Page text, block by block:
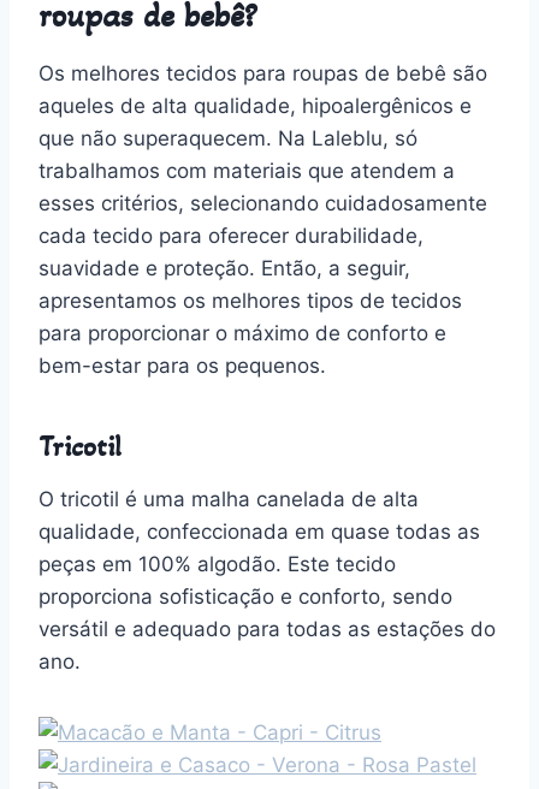
roupas de bebê?
Os melhores tecidos para roupas de bebê são
aqueles de alta qualidade, hipoalergênicos e
que não superaquecem. Na Laleblu, só
trabalhamos com materiais que atendem a
esses critérios, selecionando cuidadosamente
cada tecido para oferecer durabilidade,
suavidade e proteção. Então, a seguir,
apresentamos os melhores tipos de tecidos
para proporcionar o máximo de conforto e
bem-estar para os pequenos.
Tricotil
O tricotil é uma malha canelada de alta
qualidade, confeccionada em quase todas as
peças em 100% algodão. Este tecido
proporciona sofisticação e conforto, sendo
versátil e adequado para todas as estações do
ano.